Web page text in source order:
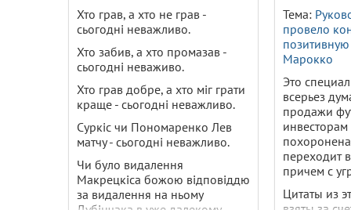
Хто грав, а хто не грав -
сьогодні неважливо.
Хто забив, а хто промазав -
сьогодні неваживо.
Хто грав добре, а хто міг грати
краще - сьогодні неважливо.
Суркіс чи Пономаренко Лев
матчу - сьогодні неважливо.
Чи було видалення
Макрецкіса божою відповіддю
за видалення на ньому
Тема:
провело
позитивную
Марокко
Это
всерьез
продажи
переходит
причем с
Цитаты из